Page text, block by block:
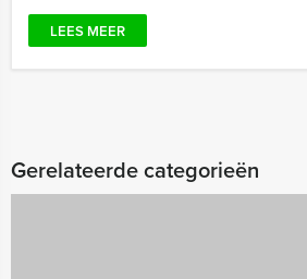
LEES MEER
Gerelateerde categorieën